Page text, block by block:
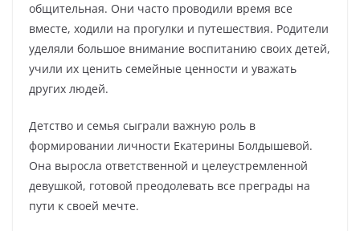
общительная. Они часто проводили время все
вместе, ходили на прогулки и путешествия. Родители
уделяли большое внимание воспитанию своих детей,
учили их ценить семейные ценности и уважать
других людей.
Детство и семья сыграли важную роль в
формировании личности Екатерины Болдышевой.
Она выросла ответственной и целеустремленной
девушкой, готовой преодолевать все преграды на
пути к своей мечте.